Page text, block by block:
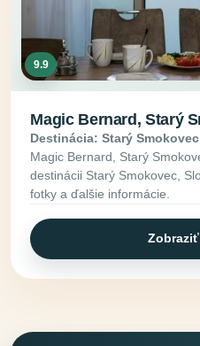
9.9
Magic Bernard, Starý
Destinácia: Starý Smokovec
Magic Bernard, Starý
destinácii Starý Smokovec,
fotky a ďalšie informácie.